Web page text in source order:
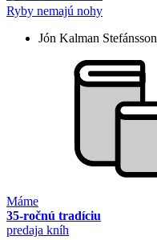
Ryby nemajú nohy
Jón Kalman Stefánsson
Máme
35-ročnú tradíciu
predaja kníh